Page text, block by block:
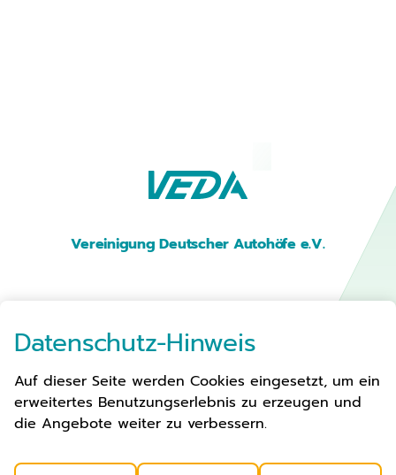
Datenschutz-Hinweis
Auf dieser Seite werden Cookies eingesetzt, um ein
erweitertes Benutzungserlebnis zu erzeugen und
die Angebote weiter zu verbessern.
Vereinigung Deutscher Autohöfe e.V.
Premium Parken
Autohöfe
Verbandsarbeit
Aktuelles
Kontakt